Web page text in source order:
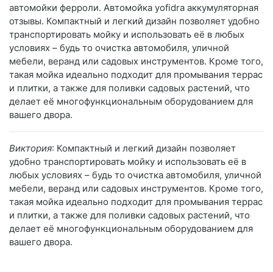
автомойки ферроли. Автомойка yofidra аккумуляторная
отзывы. Компактный и легкий дизайн позволяет удобно
транспортировать мойку и использовать её в любых
условиях – будь то очистка автомобиля, уличной
мебели, веранд или садовых инструментов. Кроме того,
такая мойка идеально подходит для промывания террас
и плитки, а также для поливки садовых растений, что
делает её многофункциональным оборудованием для
вашего двора.
Виктория: Компактный и легкий дизайн позволяет
удобно транспортировать мойку и использовать её в
любых условиях – будь то очистка автомобиля, уличной
мебели, веранд или садовых инструментов. Кроме того,
такая мойка идеально подходит для промывания террас
и плитки, а также для поливки садовых растений, что
делает её многофункциональным оборудованием для
вашего двора.